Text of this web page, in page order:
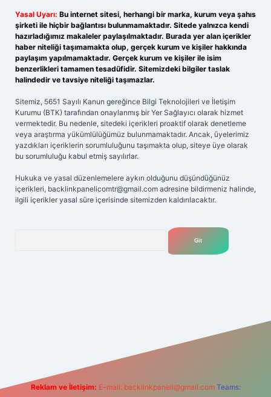
Yasal Uyarı: Bu internet sitesi, herhangi bir marka, kurum veya şahıs
şirketi ile hiçbir bağlantısı bulunmamaktadır. Sitede yalnızca kendi
hazırladığımız makaleler paylaşılmaktadır. Burada yer alan içerikler
haber niteliği taşımamakta olup, gerçek kurum ve kişiler hakkında
paylaşım yapılmamaktadır. Gerçek kurum ve kişiler ile isim
benzerlikleri tamamen tesadüfidir. Sitemizdeki bilgiler taslak
halindedir ve tavsiye niteliği taşımazlar.
Sitemiz, 5651 Sayılı Kanun gereğince Bilgi Teknolojileri ve İletişim
Kurumu (BTK) tarafından onaylanmış bir Yer Sağlayıcı olarak hizmet
vermektedir. Bu nedenle, sitedeki içerikleri proaktif olarak denetleme
veya araştırma yükümlülüğümüz bulunmamaktadır. Ancak, üyelerimiz
yazdıkları içeriklerin sorumluluğunu taşımakta olup, siteye üye olarak
bu sorumluluğu kabul etmiş sayılırlar.
Hukuka ve yasal düzenlemelere aykırı olduğunu düşündüğünüz
içerikleri, backlinkpanelicomtr@gmail.com adresine bildirmeniz halinde,
ilgili içerikler yasal süre içerisinde sitemizden kaldırılacaktır.
Reklam ve İletişim: E-mail: backlinkpaneli@gmail.com Teams: